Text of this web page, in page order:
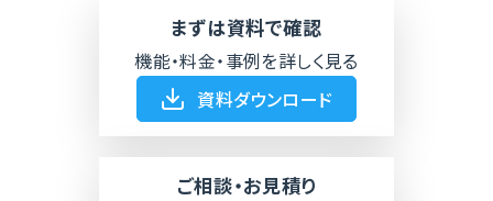
まずは資料で確認
機能・料金・事例を詳しく見る
資料ダウンロード
ご相談・お見積り